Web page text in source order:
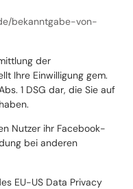
bekanntgabe-von-
der
Ihre Einwilligung gem.
1 DSG dar, die Sie auf
Nutzer ihr Facebook-
bei anderen
EU-US Data Privacy